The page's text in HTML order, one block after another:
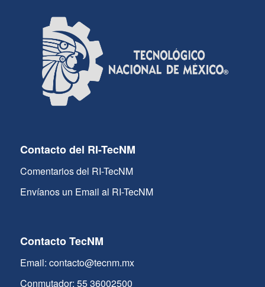
Contacto del RI-TecNM
Comentarios del RI-TecNM
Envíanos un Email al RI-TecNM
Contacto TecNM
Email: contacto@tecnm.mx
Conmutador: 55 36002500